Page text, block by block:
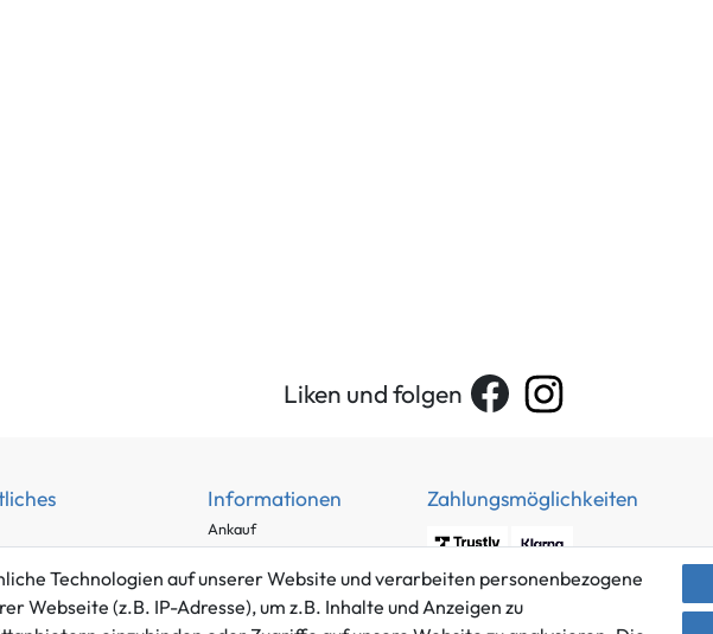
Liken und folgen
Informationen
Ankauf
Häufig gestellte Fragen
Zahlung und Versand
Zahlungsmöglichkeiten
Technologien auf unserer Website und verarbeiten personenbezogene
Webseite (z.B. IP-Adresse), um z.B. Inhalte und Anzeigen zu